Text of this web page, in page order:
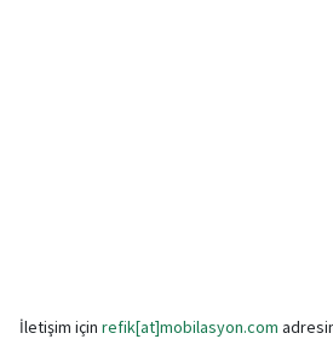
İletişim için refik[at]mobilasyon.com